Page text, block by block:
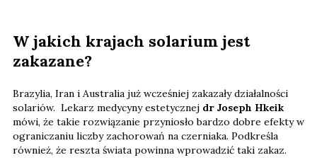
W jakich krajach solarium jest
zakazane?
Brazylia, Iran i Australia już wcześniej zakazały działalności
solariów. Lekarz medycyny estetycznej dr Joseph Hkeik
mówi, że takie rozwiązanie przyniosło bardzo dobre efekty w
ograniczaniu liczby zachorowań na czerniaka. Podkreśla
również, że reszta świata powinna wprowadzić taki zakaz.